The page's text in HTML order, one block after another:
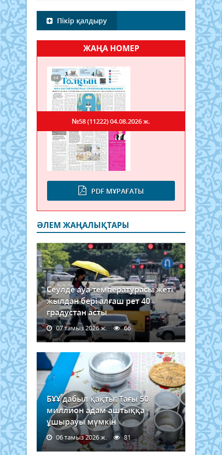
Пікір қалдыру
ЖАҢА НОМЕР
PDF МҰРАҒАТЫ
№58 (11222)04.08.2026 ж.
ӘЛЕМ ЖАҢАЛЫҚТАРЫ
Сеулде ауа температурасы жеті
жылдан бері алғаш рет 40
градустан асты
07 тамыз 2026 ж. 66
БҰҰ дабыл қақты: Тағы 50
миллион адам аштыққа
ұшырауы мүмкін
06 тамыз 2026 ж. 81